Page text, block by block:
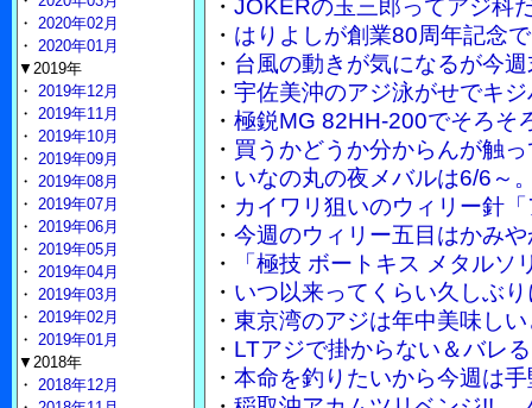
・ JOKERの玉三郎ってアジ科
・ はりよしが創業80周年記念
・ 台風の動きが気になるが今
・ 宇佐美沖のアジ泳がせでキ
・ 極鋭MG 82HH-200でそろそ
・ 買うかどうか分からんが触
・ いなの丸の夜メバルは6/6～
・ カイワリ狙いのウィリー針
・ 今週のウィリー五目はかみ
・
「極技 ボートキス メタル
・ いつ以来ってくらい久しぶ
・ 東京湾のアジは年中美味し
・ LTアジで掛からない＆バレ
・ 本命を釣りたいから今週は
・ 2020年02月
・ 2020年01月
▼2019年
・ 2019年12月
・ 2019年11月
・ 2019年10月
・ 2019年09月
・ 2019年08月
・ 2019年07月
・ 2019年06月
・ 2019年05月
・ 2019年04月
・ 2019年03月
・ 2019年02月
・ 2019年01月
▼2018年
・ 2018年12月